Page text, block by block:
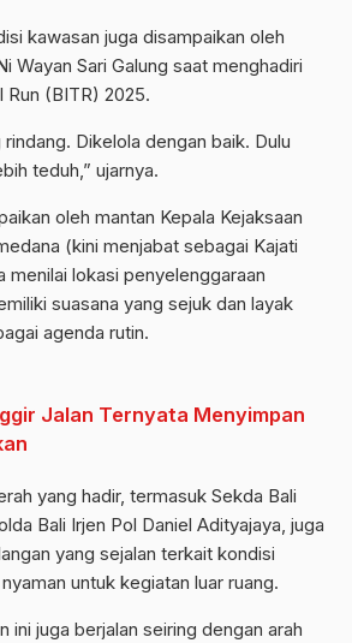
kawasan juga disampaikan oleh
Wayan Sari Galung saat menghadiri
Run (BITR) 2025.
Dikelola dengan baik. Dulu
teduh,” ujarnya.
oleh mantan Kepala Kejaksaan
(kini menjabat sebagai Kajati
menilai lokasi penyelenggaraan
suasana yang sejuk dan layak
agenda rutin.
Jalan Ternyata Menyimpan
yang hadir, termasuk Sekda Bali
Bali Irjen Pol Daniel Adityajaya, juga
yang sejalan terkait kondisi
untuk kegiatan luar ruang.
ini juga berjalan seiring dengan arah